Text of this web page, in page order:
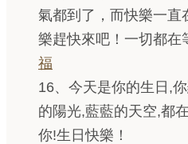
氣都到了，而快樂一直
樂趕快來吧！一切都在
福
16、今天是你的生日,
的陽光,藍藍的天空,都
你!生日快樂！